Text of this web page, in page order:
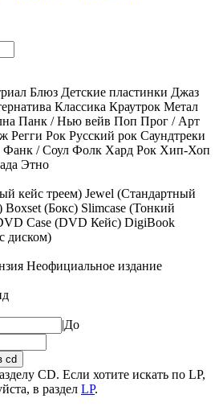
Блюз Детские пластинки Джаз
Классика Краутрок Метал
Панк / Нью вейв Поп Прог / Арт
Регги Рок Русский рок Саундтреки
Фанк / Соул Фолк Хард Рок Хип-Хоп
Этно
кейс треем) Jewel (Стандартный
Boxset (Бокс) Slimcase (Тонкий
Case (DVD Кейс) DigiBook
диском)
Неофициальное издание
|До
cd
CD. Если хотите искать по LP,
в раздел LP.